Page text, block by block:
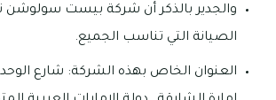
والجدير بالذكر أن شركة بيست سولوشن
الصيانة التي تناسب الجميع.
العنوان الخاص بهذه الشركة: شارع